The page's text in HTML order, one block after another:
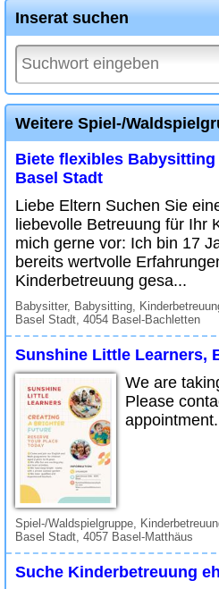
Inserat suchen
Biete flexibles
Basel Stadt
Liebe Eltern Suchen Sie
liebevolle Betreuung für Ihr
mich gerne vor: Ich bin 17
bereits wertvolle
Kinderbetreuung gesa...
Babysitter, Babysitting,
Basel Stadt, 4054 Basel-Bachletten
Sunshine Little Learners,
We are
Please
Spiel-/Waldspielgruppe,
Basel Stadt, 4057 Basel-Matthäus
Suche Kinderbetreuung